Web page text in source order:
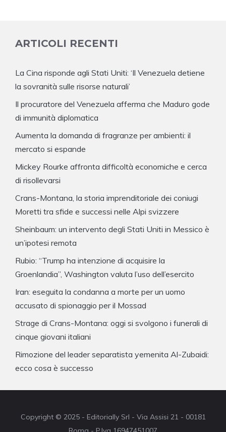
ARTICOLI RECENTI
La Cina risponde agli Stati Uniti: ‘Il Venezuela detiene
la sovranità sulle risorse naturali’
Il procuratore del Venezuela afferma che Maduro gode
di immunità diplomatica
Aumenta la domanda di fragranze per ambienti: il
mercato si espande
Mickey Rourke affronta difficoltà economiche e cerca
di risollevarsi
Crans-Montana, la storia imprenditoriale dei coniugi
Moretti tra sfide e successi nelle Alpi svizzere
Sheinbaum: un intervento degli Stati Uniti in Messico è
un’ipotesi remota
Rubio: “Trump ha intenzione di acquisire la
Groenlandia”, Washington valuta l’uso dell’esercito
Iran: eseguita la condanna a morte per un uomo
accusato di spionaggio per il Mossad
Strage di Crans-Montana: oggi si svolgono i funerali di
cinque giovani italiani
Rimozione del leader separatista yemenita Al-Zubaidi:
ecco cosa è successo
Copyright © 2025 - Editorially Srl - Via Assisi 21 - 00181